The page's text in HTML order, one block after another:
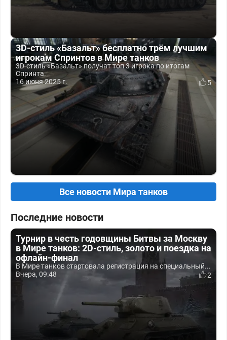
3D-стиль «Базальт» бесплатно трём лучшим
игрокам Спринтов в Мире танков
3D-стиль «Базальт» получат топ 3 игрока по итогам
Спринта.
16 июня 2025 г.
5
Все новости Мира танков
Последние новости
Турнир в честь годовщины Битвы за Москву
в Мире танков: 2D-стиль, золото и поездка на
офлайн-финал
В Мире танков стартовала регистрация на специальный...
Вчера, 09:48
2